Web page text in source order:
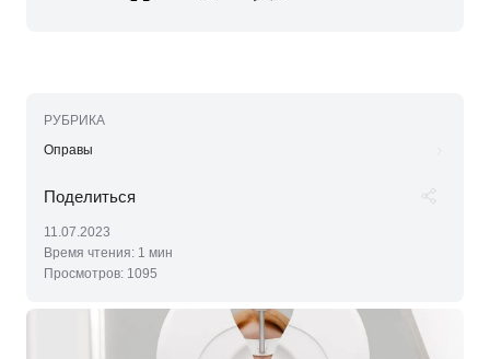
РУБРИКА
Оправы
11.07.2023
Время чтения: 1 мин
Просмотров: 1095